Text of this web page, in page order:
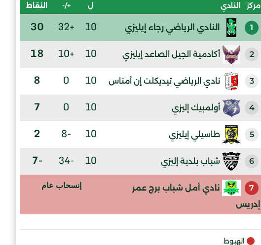
مركز النادي ل +/- النقاط
1 النادي الرياضي رجاء إيليزي 10
+32
30
2 أكادمية الجيل الصاعد إيليزي 10
+10
18
3 نادي الرياضي تيديكلت إن أمناس 10
0
8
4 أولمبيك إليزي 10
0
7
5 طاسيلي إيليزي 10
-8
2
6 شباب بلدية إليزي 10
-34
-7
7
نادي أمل شباب برج عمر
إدريس
إنسحاب عام
الهبوط